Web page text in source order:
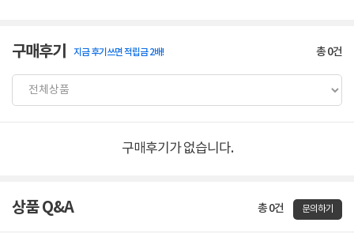
구매후기 지금 후기쓰면 적립금 2배! 총0건
구매후기가 없습니다.
상품 Q&A 총 0건 문의하기